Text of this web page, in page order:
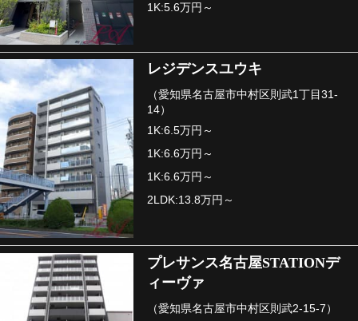
1K:5.6万円～
レジデンスユウキ
（愛知県名古屋市中村区則武1丁目31-
14）
1K:6.5万円～
1K:6.6万円～
1K:6.6万円～
2LDK:13.8万円～
プレサンス名古屋STATIONデ
ィーヴァ
（愛知県名古屋市中村区則武2-15-7）